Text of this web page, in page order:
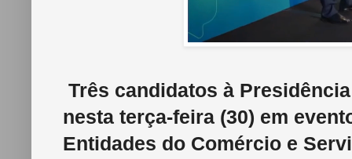
Três candidatos à
nesta terça-feira (30) em
Entidades do Comércio e